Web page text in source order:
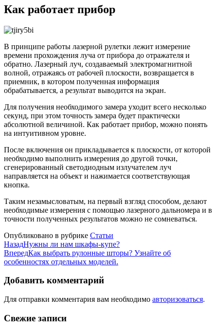
Как работает прибор
В принципе работы лазерной рулетки лежит измерение
времени прохождения луча от прибора до отражателя и
обратно. Лазерный луч, создаваемый электромагнитной
волной, отражаясь от рабочей плоскости, возвращается в
приемник, в котором полученная информация
обрабатывается, а результат выводится на экран.
Для получения необходимого замера уходит всего несколько
секунд, при этом точность замера будет практически
абсолютной величиной. Как работает прибор, можно понять
на интуитивном уровне.
После включения он прикладывается к плоскости, от которой
необходимо выполнить измерения до другой точки,
сгенерированный светодиодным излучателем луч
направляется на объект и нажимается соответствующая
кнопка.
Таким незамысловатым, на первый взгляд способом, делают
необходимые измерения с помощью лазерного дальномера и в
точности полученных результатов можно не сомневаться.
Опубликовано в рубрике Статьи
НазадНужны ли нам шкафы-купе?
ВпередКак выбрать рулонные шторы? Узнайте об
особенностях отдельных моделей.
Добавить комментарий
Для отправки комментария вам необходимо авторизоваться.
Свежие записи